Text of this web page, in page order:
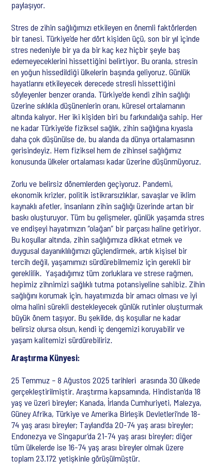
paylaşıyor.
Stres de zihin sağlığımızı etkileyen en önemli faktörlerden
bir tanesi. Türkiye’de her dört kişiden üçü, son bir yıl içinde
stres nedeniyle bir ya da bir kaç kez hiçbir şeyle baş
edemeyeceklerini hissettiğini belirtiyor. Bu oranla, stresin
en yoğun hissedildiği ülkelerin başında geliyoruz. Günlük
hayatlarını etkileyecek derecede stresli hissettiğini
söyleyenler benzer oranda. Türkiye’de kendi zihin sağlığı
üzerine sıklıkla düşünenlerin oranı, küresel ortalamanın
altında kalıyor. Her iki kişiden biri bu farkındalığa sahip. Her
ne kadar Türkiye’de fiziksel sağlık, zihin sağlığına kıyasla
daha çok düşünülse de, bu alanda da dünya ortalamasının
gerisindeyiz. Hem fiziksel hem de zihinsel sağlığımız
konusunda ülkeler ortalaması kadar üzerine düşünmüyoruz.
Zorlu ve belirsiz dönemlerden geçiyoruz. Pandemi,
ekonomik krizler, politik istikrarsızlıklar, savaşlar ve iklim
kaynaklı afetler, insanların zihin sağlığı üzerinde artan bir
baskı oluşturuyor. Tüm bu gelişmeler, günlük yaşamda stres
ve endişeyi hayatımızın “olağan” bir parçası haline getiriyor.
Bu koşullar altında, zihin sağlığımıza dikkat etmek ve
duygusal dayanıklılığımızı güçlendirmek, artık kişisel bir
tercih değil, yaşamımızı sürdürebilmemiz için gerekli bir
gereklilik. Yaşadığımız tüm zorluklara ve strese rağmen,
hepimiz zihnimizi sağlıklı tutma potansiyeline sahibiz. Zihin
sağlığını korumak için, hayatımızda bir amacı olması ve iyi
olma halini sürekli destekleyecek günlük rutinler oluşturmak
büyük önem taşıyor. Bu şekilde, dış koşullar ne kadar
belirsiz olursa olsun, kendi iç dengemizi koruyabilir ve
yaşam kalitemizi sürdürebiliriz.
Araştırma Künyesi:
25 Temmuz – 8 Ağustos 2025 tarihleri ​​ arasında 30 ülkede
gerçekleştirilmiştir. Araştırma kapsamında, Hindistan’da 18
yaş ve üzeri bireyler; Kanada, İrlanda Cumhuriyeti, Malezya,
Güney Afrika, Türkiye ve Amerika Birleşik Devletleri’nde 18-
74 yaş arası bireyler; Tayland’da 20-74 yaş arası bireyler;
Endonezya ve Singapur’da 21-74 yaş arası bireyler; diğer
tüm ülkelerde ise 16-74 yaş arası bireyler olmak üzere
toplam 23.172 yetişkinle görüşülmüştür.